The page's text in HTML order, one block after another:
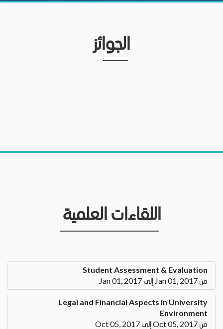
الجوائز
اللقاءات العلمية
Student Assessment & Evaluation
من Jan 01, 2017 إلى Jan 01, 2017
Legal and Financial Aspects in University
Environment
من Oct 05, 2017 إلى Oct 05, 2017